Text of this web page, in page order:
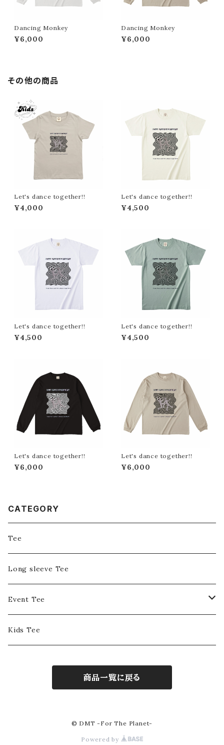
Dancing Monkey
¥6,000
Dancing Monkey
¥6,000
その他の商品
Let's dance together!!
¥4,000
Let's dance together!!
¥4,500
Let's dance together!!
¥4,500
Let's dance together!!
¥4,500
Let's dance together!!
¥6,000
Let's dance together!!
¥6,000
CATEGORY
Tee
Long sleeve Tee
Event Tee
DMT Entertainment
ASTOROPOLITAN
Kids Tee
商品一覧に戻る
© DMT -For The Planet-
Powered by